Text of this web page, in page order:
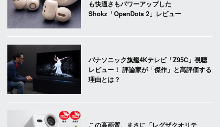
も快適さもパワーアップした
Shokz「OpenDots 2」レビュー
パナソニック旗艦4Kテレビ「Z95C」視聴
レビュー！ 評論家が「傑作」と高評価する
理由とは？
この高画質、まさに「レグザクオリテ